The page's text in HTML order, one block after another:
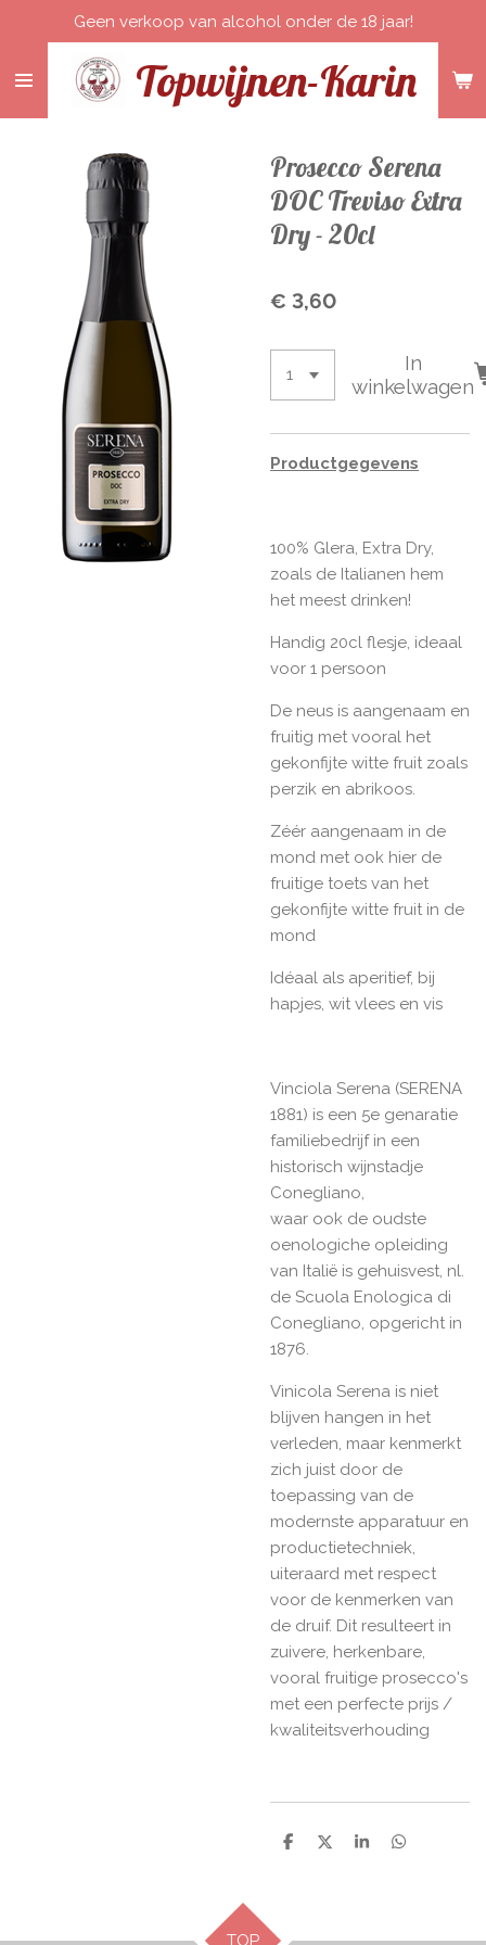
direct
naar
Topwijnen-Karin
Geen verkoop van alcohol onder de 18 jaar!
Prosecco Serena
DOC Treviso Extra
Dry - 20cl
€ 3,60
In
winkelwagen
Productgegevens
100% Glera, Extra Dry,
zoals de Italianen hem
het meest drinken!
Handig 20cl flesje, ideaal
voor 1 persoon
De neus is aangenaam en
fruitig met vooral het
gekonfijte witte fruit zoals
perzik en abrikoos.
Zéér aangenaam in de
mond met ook hier de
fruitige toets van het
gekonfijte witte fruit in de
mond
Idéaal als aperitief, bij
hapjes, wit vlees en vis
Vinciola Serena (SERENA
1881) is een 5e genaratie
familiebedrijf in een
historisch wijnstadje
Conegliano,
waar ook de oudste
oenologiche opleiding
van Italië is gehuisvest, nl.
de Scuola Enologica di
Conegliano, opgericht in
1876.
Vinicola Serena is niet
blijven hangen in het
verleden, maar kenmerkt
zich juist door de
toepassing van de
modernste apparatuur en
productietechniek,
uiteraard met respect
voor de kenmerken van
de druif. Dit resulteert in
zuivere, herkenbare,
vooral fruitige prosecco's
met een perfecte prijs /
kwaliteitsverhouding
D
D
S
D
TOP